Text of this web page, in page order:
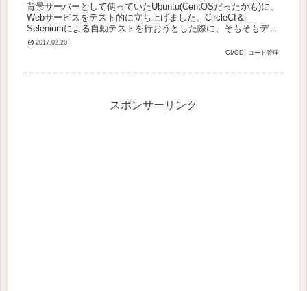
背景サーバーとして使っていたUbuntu(CentOSだったかも)に、
Webサービスをテスト的に立ち上げました。CircleCI＆
Seleniumによる自動テストを行おうとした際に、そもそもディ
スプレイに写せるような設定にしていなかったので...
2017.02.20
CI/CD, コード管理
スポンサーリンク